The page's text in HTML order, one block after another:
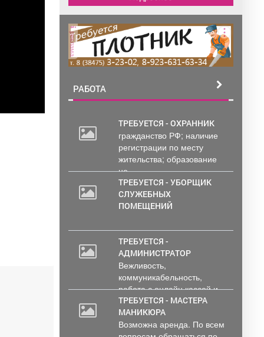
реклама
РАБОТА
ТРЕБУЕТСЯ - ОХРАННИК
гражданство РФ; наличие
регистрации по месту
жительства; образование
не...
ТРЕБУЕТСЯ - УБОРЩИК
СЛУЖЕБНЫХ
ПОМЕЩЕНИЙ
ТРЕБУЕТСЯ -
АДМИНИСТРАТОР
Вежливость,
коммуникабельность,
работа с онлайн кассой и
ПК (программы...
ТРЕБУЕТСЯ - МАСТЕРА
МАНИКЮРА
Возможна аренда. По всем